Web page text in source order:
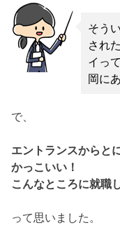
そう
され
イっ
岡に
で、
エントランスからと
かっこいい！
こんなところに就職
って思いました。